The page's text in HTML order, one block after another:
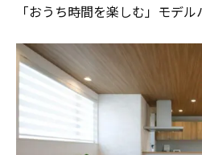
「おうち時間を楽しむ」モデル